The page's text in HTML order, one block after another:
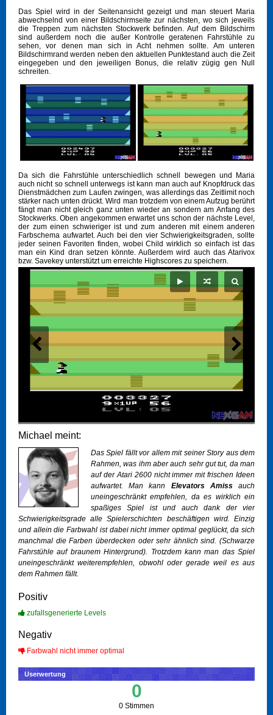
Das Spiel wird in der Seitenansicht gezeigt und man steuert Maria
abwechselnd von einer Bildschirmseite zur nächsten, wo sich jeweils
die Treppen zum nächsten Stockwerk befinden. Auf dem Bildschirm
sind außerdem noch die außer Kontrolle geratenen Fahrstühle zu
sehen, vor denen man sich in Acht nehmen sollte. Am unteren
Bildschirmrand werden neben den aktuellen Punktestand auch die Zeit
eingegeben und den jeweiligen Bonus, die relativ zügig gen Null
schreiten.
Da sich die Fahrstühle unterschiedlich schnell bewegen und Maria
auch nicht so schnell unterwegs ist kann man auch auf Knopfdruck das
Dienstmädchen zum Laufen zwingen, was allerdings das Zeitlimit noch
stärker nach unten drückt. Wird man trotzdem von einem Aufzug berührt
fängt man nicht gleich ganz unten wieder an sondern am Anfang des
Stockwerks. Oben angekommen erwartet uns schon der nächste Level,
der zum einen schwieriger ist und zum anderen mit einem anderen
Farbschema aufwartet. Auch bei den vier Schwierigkeitsgraden, sollte
jeder seinen Favoriten finden, wobei Child wirklich so einfach ist das
man ein Kind dran setzen könnte. Außerdem wird auch das Atarivox
bzw. Savekey unterstützt um erreichte Highscores zu speichern.
Michael meint:
Das Spiel fällt vor allem mit seiner Story aus dem
Rahmen, was ihm aber auch sehr gut tut, da man
auf der Atari 2600 nicht immer mit frischen Ideen
aufwartet. Man kann Elevators Amissauch
uneingeschränkt empfehlen, da es wirklich ein
spaßiges Spiel ist und auch dank der vier
Schwierigkeitsgrade alle Spielerschichten beschäftigen wird. Einzig
und allein die Farbwahl ist dabei nicht immer optimal geglückt, da sich
manchmal die Farben überdecken oder sehr ähnlich sind. (Schwarze
Fahrstühle auf braunem Hintergrund). Trotzdem kann man das Spiel
uneingeschränkt weiterempfehlen, obwohl oder gerade weil es aus
dem Rahmen fällt.
Positiv
zufallsgenerierte Levels
Negativ
Farbwahl nicht immer optimal
Userwertung
0
0 Stimmen